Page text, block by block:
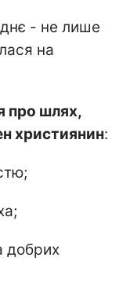
- не лише
на
про шлях,
християнин:
добрих